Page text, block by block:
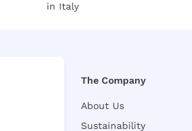
in Italy
The Company
About Us
Sustainability